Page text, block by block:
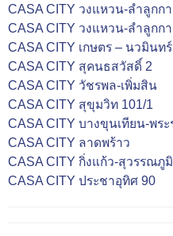
CASA CITY วงแหวน-ลำลูกกา
CASA CITY วงแหวน-ลำลูกก
CASA CITY เกษตร – นวมินทร์
CASA CITY สุคนธสวัสดิ์ 2
CASA CITY วัชรพล-เพิ่มสิน
CASA CITY สุขุมวิท 101/1
CASA CITY บางขุนเทียน-พระ
CASA CITY ลาดพร้าว
CASA CITY กิ่งแก้ว-สุวรรณภูมิ
CASA CITY ประชาอุทิศ 90